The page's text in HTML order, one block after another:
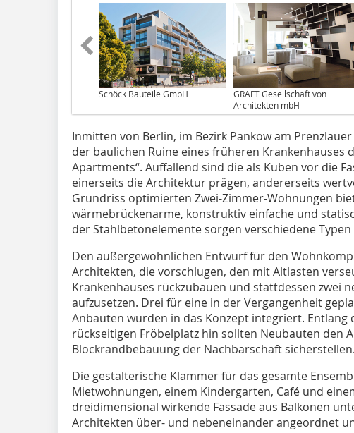
Schöck Bauteile GmbH
GRAFT Gesellschaft von
Architekten mbH
Inmitten von Berlin, im Bezirk Pankow am
der baulichen Ruine eines früheren Krankenhauses
Apartments“. Auffallend sind die als Kuben vor die
einerseits die Architektur prägen, andererseits
Grundriss optimierten Zwei-Zimmer-Wohnungen
wärmebrückenarme, konstruktiv einfache und
der Stahlbetonelemente sorgen verschiedene Typen
Den außergewöhnlichen Entwurf für den
Architekten, die vorschlugen, den mit Altlasten
Krankenhauses rückzubauen und stattdessen zwei
aufzusetzen. Drei für eine in der Vergangenheit
Anbauten wurden in das Konzept integriert. Entlang
rückseitigen Fröbelplatz hin sollten Neubauten den
Blockrandbebauung der Nachbarschaft sicherstellen.
Die gestalterische Klammer für das gesamte
Mietwohnungen, einem Kindergarten, Café und
dreidimensional wirkende Fassade aus Balkonen
Architekten über- und nebeneinander angeordnet